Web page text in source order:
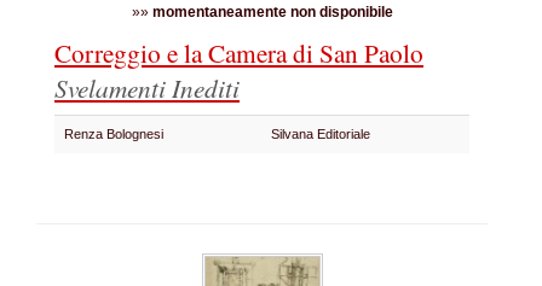
»» momentaneamente non disponibile
Correggio e la Camera di San Paolo
Svelamenti Inediti
Renza Bolognesi Silvana Editoriale